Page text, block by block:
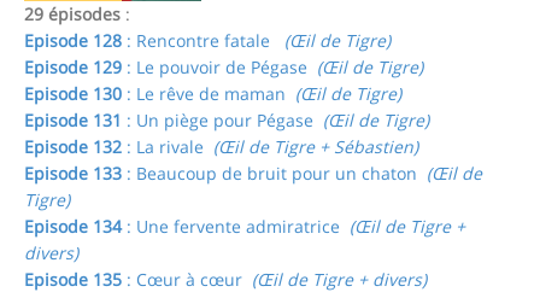
29 épisodes :
Episode 128 : Rencontre fatale
(Œil de Tigre)
Episode 129 : Le pouvoir de Pégase (Œil de Tigre)
Episode 130 : Le rêve de maman (Œil de Tigre)
Episode 131 : Un piège pour Pégase (Œil de Tigre)
Episode 132 : La rivale (Œil de Tigre + Sébastien)
Episode 133 : Beaucoup de bruit pour un chaton (Œil de
Tigre)
Episode 134: Une fervente admiratrice (Œil de Tigre +
divers)
Episode 135 : Cœur à cœur (Œil de Tigre + divers)